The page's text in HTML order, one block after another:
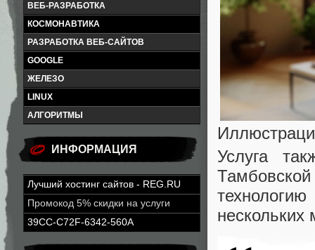
ВЕБ-РАЗРАБОТКА
КОСМОНАВТИКА
РАЗРАБОТКА ВЕБ-САЙТОВ
GOOGLE
ЖЕЛЕЗО
LINUX
АЛГОРИТМЫ
ИНФОРМАЦИЯ
Лучший хостинг сайтов - REG.RU
Промокод 5% скидки на услуги
39CC-C72F-6342-560A
Услуга
нескольких